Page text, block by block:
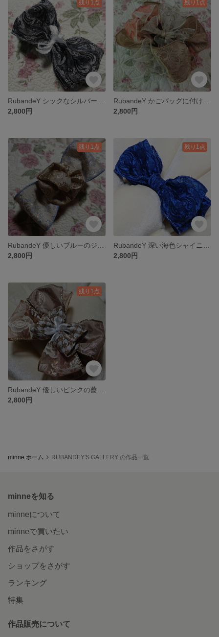
残り1点
2,800円
残り1点
2,800円
残り1点
2,800円
残り1点
2,800円
残り1点
2,800円
minne ホーム RUBANDEY'S GALLERY の作品一覧
minneを知る
minneについて
minneで買いたい
作品をさがす
ショップをさがす
ランキング
特集
作品販売について